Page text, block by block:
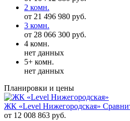
2 комн.
от 21 496 980 руб.
3 комн.
от 28 066 300 руб.
4 комн.
нет данных
5+ комн.
нет данных
Планировки и цены
ЖК «Level Нижегородская»
от 12 008 863 руб.